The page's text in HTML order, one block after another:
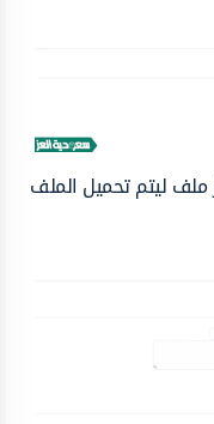
ملف ليتم تحميل الملف